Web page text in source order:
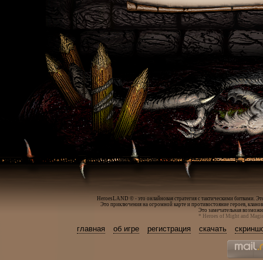
HeroesLAND © - это онлайновая стратегия с тактическими
Это приключения на огромной карте и противостояние героев,
Это замечательная
* Heroes of Might and
главная об игре регистрация скачать